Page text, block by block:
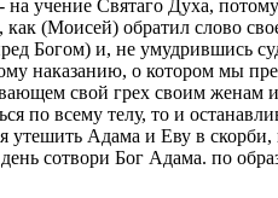
учение Святаго Духа,
(Моисей) обратил слово
Богом) и, не умудрившись
наказанию, о котором мы
свой грех своим женам
по всему телу, то и
утешить Адама и Еву в
сотвори Бог Адама. по